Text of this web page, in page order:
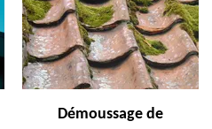
Démoussage de